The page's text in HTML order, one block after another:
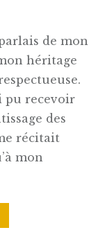
de mon
héritage
pu recevoir
des
récitait
mon